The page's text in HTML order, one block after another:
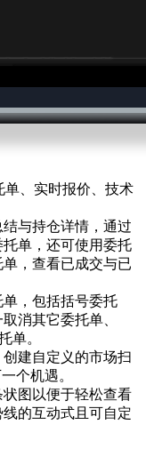
单、实时报价、技术
与持仓详情，通过
单，还可使用委托
，查看已成交与已
，包括括号委托
消其它委托单、
单。
建自定义的市场扫
个机遇。
图以便于轻松查看
的互动式且可自定